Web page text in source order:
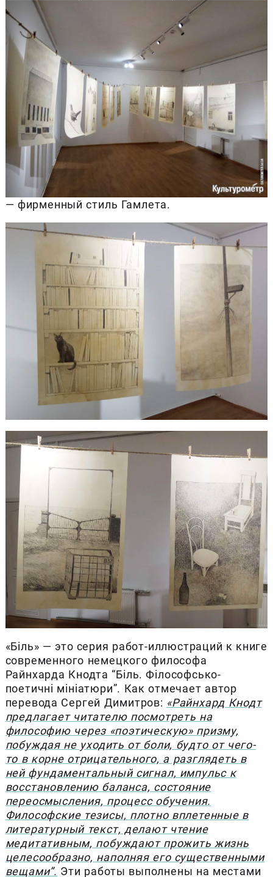
— фирменный стиль Гамлета.
«Біль» — это серия работ-иллюстраций к книге
современного немецкого философа
Райнхарда Кнодта “Біль. Філософсько-
поетичні мініатюри”. Как отмечает автор
перевода Сергей Димитров: «Райнхард Кнодт
предлагает читателю посмотреть на
философию через «поэтическую» призму,
побуждая не уходить от боли, будто от чего-
то в корне отрицательного, а разглядеть в
ней фундаментальный сигнал, импульс к
восстановлению баланса, состояние
переосмысления, процесс обучения.
Философские тезисы, плотно вплетенные в
литературный текст, делают чтение
медитативным, побуждают прожить жизнь
целесообразно, наполняя его существенными
вещами”. Эти работы выполнены на местами